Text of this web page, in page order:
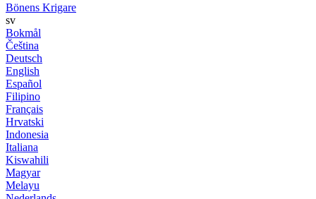
Bönens Krigare
sv
Bokmål
Čeština
Deutsch
English
Español
Filipino
Français
Hrvatski
Indonesia
Italiana
Kiswahili
Magyar
Melayu